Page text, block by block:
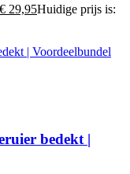
€ 29,95Huidige prijs is:
bedekt |